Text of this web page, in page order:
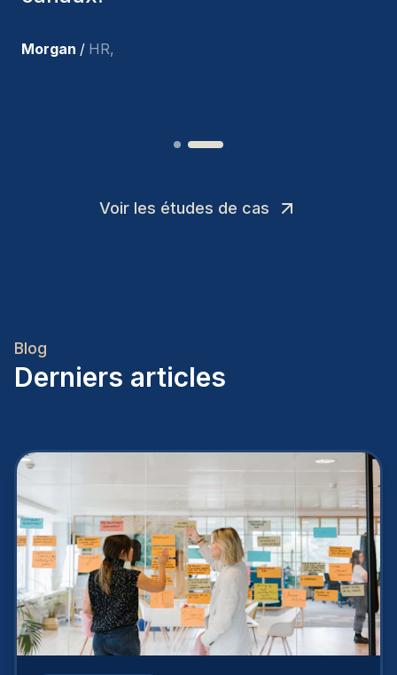
Voir les études de cas
Blog
Derniers articles